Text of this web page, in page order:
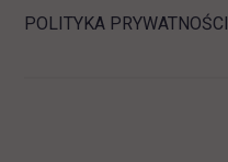
POLITYKA PRYWATNOŚCI